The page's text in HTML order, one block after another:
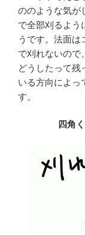
ののような気が
で全部刈るよう
うです。法面は
で刈れないので
どうしたって残
いる方向によっ
す。
四角